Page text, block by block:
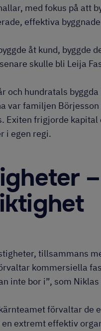
med fokus på att
effektiva
åt kund, byggde
skulle bli Leija
och hundratals
var familjen
Exiten frigjorde
i egen regi.
tillsammans
kommersiella
inte bor i”, som
förvaltar de
extremt effektiv